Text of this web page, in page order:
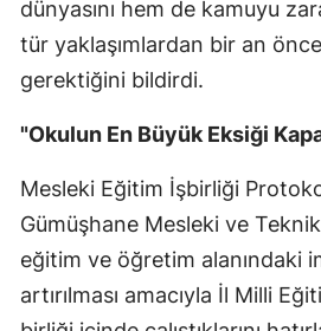
dünyasını hem de kamuyu
tür yaklaşımlardan bir an
gerektiğini bildirdi.
"Okulun En Büyük Eksiği
Mesleki Eğitim İşbirliği
Gümüşhane Mesleki ve
eğitim ve öğretim alanındaki
artırılması amacıyla İl Milli